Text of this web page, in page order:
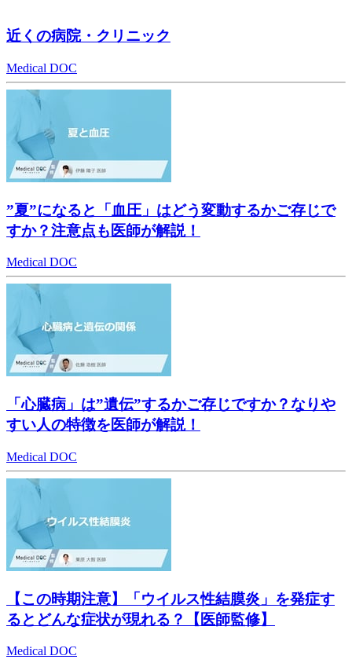
近くの病院・クリニック
Medical DOC
”夏”になると「血圧」はどう変動するかご存じで
すか？注意点も医師が解説！
Medical DOC
「心臓病」は”遺伝”するかご存じですか？なりや
すい人の特徴を医師が解説！
Medical DOC
【この時期注意】「ウイルス性結膜炎」を発症す
るとどんな症状が現れる？【医師監修】
Medical DOC